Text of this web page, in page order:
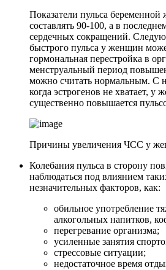
Показатели пульса
составлять 90-100, а в
сердечных сокращений.
быстрого пульса у женщин
гормональная перестройка в
менструальный период
можно считать нормальным. С
когда эстрогенов не хватает, у
существенно повышается
Причины увеличения ЧСС у
Колебания пульса в сторону
наблюдаться под влиянием
незначительных факторов, как:
обильное употребление
алкогольных напитков,
перегревание организма;
усиленные занятия
стрессовые ситуации;
недостаточное время